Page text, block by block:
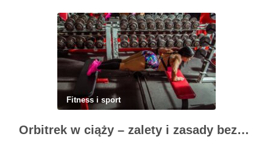
Fitness i sport
Orbitrek w ciąży – zalety i zasady bezpiecznych ćwiczeń